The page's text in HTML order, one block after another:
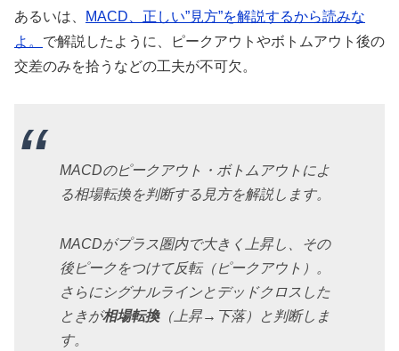
あるいは、
MACD、正しい”見方”を解説するから読みな
よ。 で解説したように、ピークアウトやボトムアウト後の
交差のみを拾うなどの工夫が不可欠。
MACDのピークアウト・ボトムアウトによ
る相場転換を判断する見方を解説します。
MACDがプラス圏内で大きく上昇し、その
後ピークをつけて反転（ピークアウト）。
さらにシグナルラインとデッドクロスした
ときが相場転換（上昇→下落）と判断しま
す。